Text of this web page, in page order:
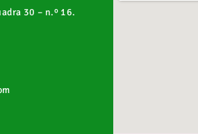
30 – n.º 16.